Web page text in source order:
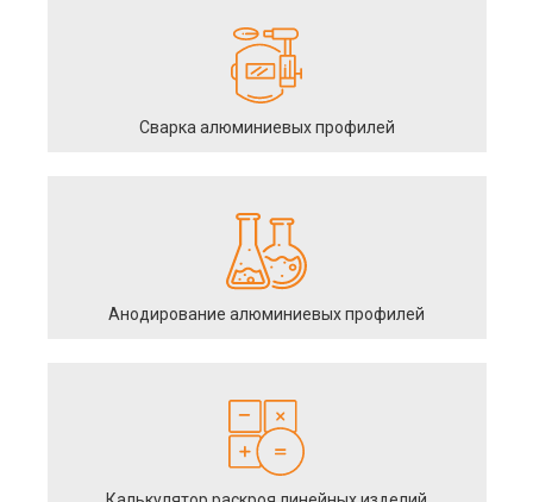
Сварка алюминиевых профилей
Анодирование алюминиевых профилей